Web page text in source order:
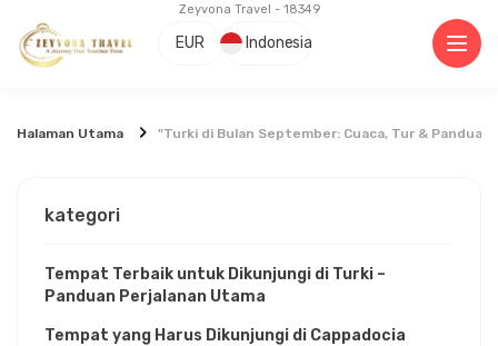
Zeyvona Travel - 18349
EUR Indonesia
Halaman Utama "Turki di Bulan September: Cuaca, Tur & Panduan
kategori
Tempat Terbaik untuk Dikunjungi di Turki –
Panduan Perjalanan Utama
Tempat yang Harus Dikunjungi di Cappadocia